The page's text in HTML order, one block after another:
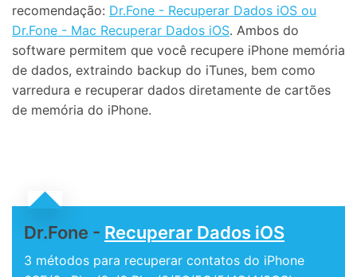
recomendação: Dr.Fone - Recuperar Dados iOS ou
Dr.Fone - Mac Recuperar Dados iOS. Ambos do
software permitem que você recupere iPhone memória
de dados, extraindo backup do iTunes, bem como
varredura e recuperar dados diretamente de cartões
de memória do iPhone.
Dr.Fone - Recuperar Dados iOS
3 métodos para recuperar contatos do iPhone